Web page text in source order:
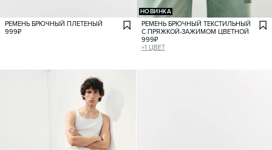
РЕМЕНЬ БРЮЧНЫЙ ПЛЕТЕНЫЙ
999₽
НОВИНКА
РЕМЕНЬ БРЮЧНЫЙ ТЕКСТИЛЬНЫЙ
С ПРЯЖКОЙ-ЗАЖИМОМ ЦВЕТНОЙ
999₽
+1 ЦВЕТ